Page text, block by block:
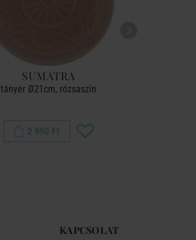
SUMATRA
tányér Ø21cm, rózsaszín
2 990 Ft
KAPCSOLAT